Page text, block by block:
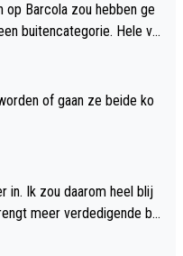
Barcola zou hebben ge
buitencategorie. Hele vo
of gaan ze beide ko
in. Ik zou daarom heel blij
meer verdedigende bal